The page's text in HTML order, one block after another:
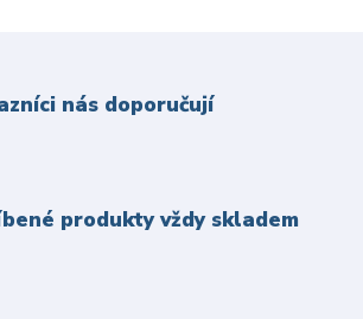
nás doporučují
produkty vždy skladem